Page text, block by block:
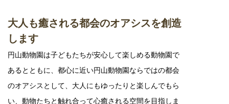
大人も癒される都会のオアシスを創造
します
円山動物園は子どもたちが安心して楽しめる動物園で
あるとともに、都心に近い円山動物園ならではの都会
のオアシスとして、大人にもゆったりと楽しんでもら
い、動物たちと触れ合って心癒される空間を目指しま